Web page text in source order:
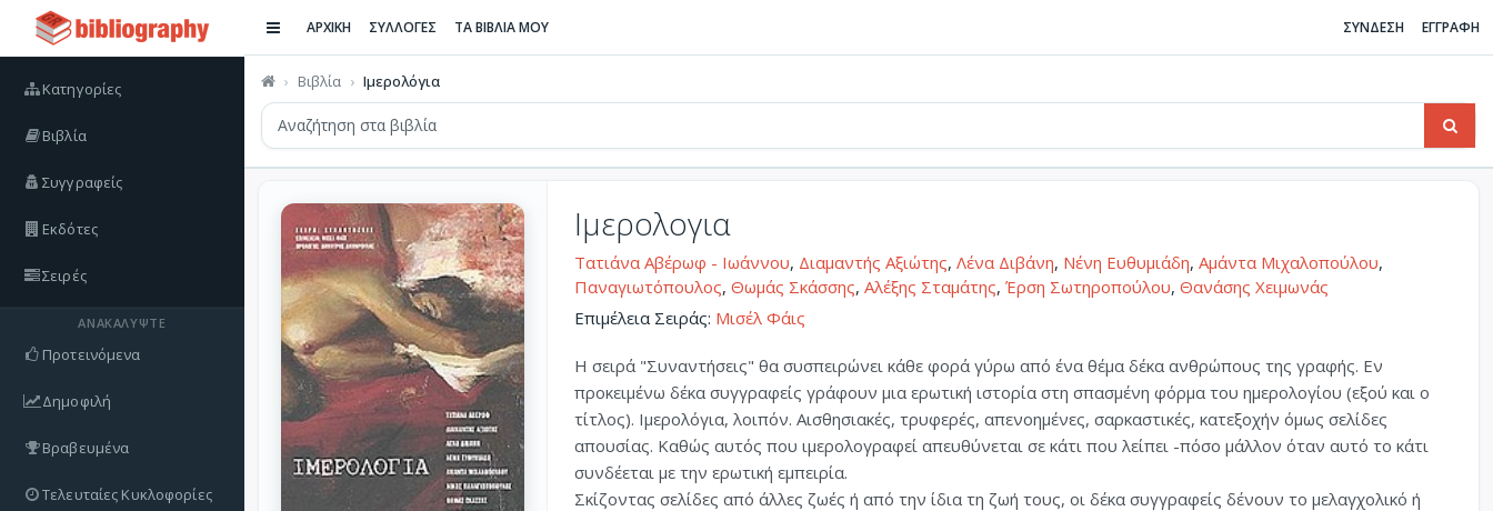
Κατηγορίες
Βιβλία
Συγγραφείς
Εκδότες
Σειρές
ΑΝΑΚΑΛΎΨΤΕ
Προτεινόμενα
Δημοφιλή
Βραβευμένα
Τελευταίες Κυκλοφορίες
ΑΡΧΙΚΗ ΣΥΛΛΟΓΕΣ ΤΑ ΒΙΒΛΙΑ ΜΟΥ ΣΥΝΔΕΣΗ ΕΓΓΡΑΦΗ
Βιβλία Ιμερολόγια
Ιμερολογια
Τατιάνα Αβέρωφ - Ιωάννου, Διαμαντής Αξιώτης, Λένα Διβάνη, Νένη Ευθυμιάδη, Αμάντα Μιχαλοπούλου,
Παναγιωτόπουλος, Θωμάς Σκάσσης, Αλέξης Σταμάτης, Έρση Σωτηροπούλου, Θανάσης Χειμωνάς
Επιμέλεια Σειράς: Μισέλ Φάις
Η σειρά "Συναντήσεις" θα συσπειρώνει κάθε φορά γύρω από ένα θέμα δέκα ανθρώπους της γραφής. Εν
προκειμένω δέκα συγγραφείς γράφουν μια ερωτική ιστορία στη σπασμένη φόρμα του ημερολογίου (εξού και ο
τίτλος). Ιμερολόγια, λοιπόν. Αισθησιακές, τρυφερές, απενοημένες, σαρκαστικές, κατεξοχήν όμως σελίδες
απουσίας. Καθώς αυτός που ιμερολογραφεί απευθύνεται σε κάτι που λείπει -πόσο μάλλον όταν αυτό το κάτι
συνδέεται με την ερωτική εμπειρία.
Σκίζοντας σελίδες από άλλες ζωές ή από την ίδια τη ζωή τους, οι δέκα συγγραφείς δένουν το μελαγχολικό ή